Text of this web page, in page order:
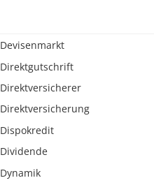
Devisenmarkt
Direktgutschrift
Direktversicherer
Direktversicherung
Dispokredit
Dividende
Dynamik